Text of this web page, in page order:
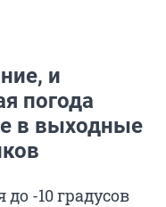
и
погода
в выходные
-10 градусов